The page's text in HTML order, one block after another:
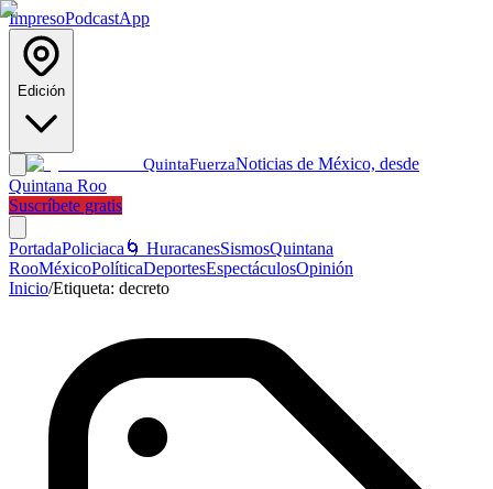
ImpresoPodcastApp
Edición
QuintaFuerzaNoticias de México, desde
Quintana Roo
Suscríbete gratis
PortadaPoliciaca 🌀 HuracanesSismosQuintana
RooMéxicoPolíticaDeportesEspectáculosOpinión
Inicio/Etiqueta: decreto